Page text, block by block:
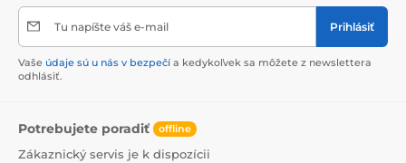
Tu napíšte váš e-mail Prihlásiť
Vaše údaje sú u nás v bezpečí a kedykoľvek sa môžete z newslettera
odhlásiť.
Potrebujete poradiť offline
Zákaznický servis je k dispozícii